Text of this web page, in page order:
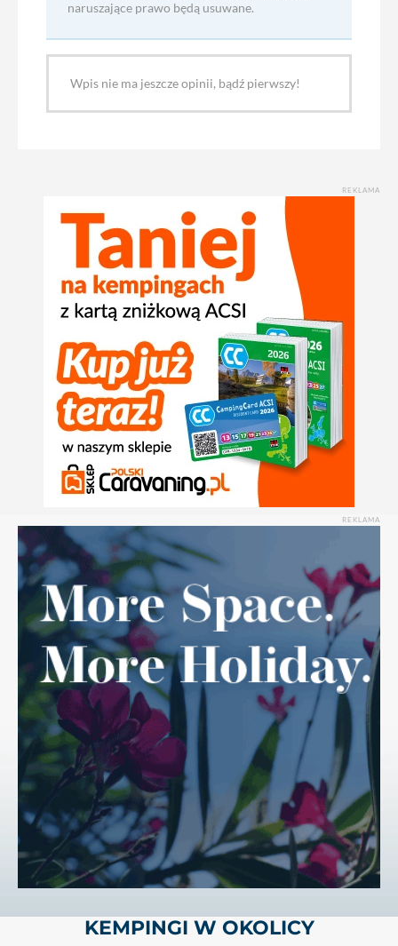
naruszające prawo będą usuwane.
Wpis nie ma jeszcze opinii, bądź pierwszy!
REKLAMA
REKLAMA
KEMPINGI W OKOLICY